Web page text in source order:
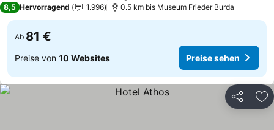
8,5 Hervorragend 1.996 0.5 km bis Museum Frieder Burda
Ab 81 €
Preise von 10 Websites Preise sehen
Teilen